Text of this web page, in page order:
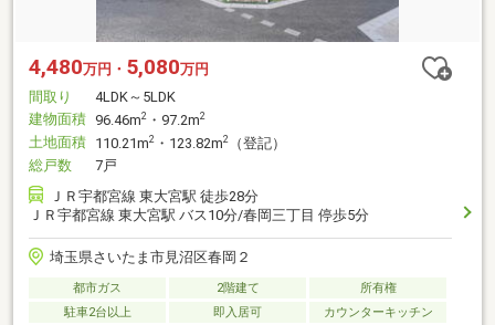
4,480万円・ 5,080万円
間取り
4LDK～5LDK
建物面積 96.46m2 ・97.2m2
土地面積 110.21m2 ・123.82m2
（登記）
総戸数
7戸
ＪＲ宇都宮線 東大宮駅 徒歩28分
ＪＲ宇都宮線 東大宮駅 バス10分/春岡三丁目 停歩5分
埼玉県さいたま市見沼区春岡２
都市ガス 2階建て
所有権
駐車2台以上
即入居可 カウンターキッチン